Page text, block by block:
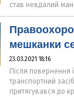
став невдалий
мешканки
23.03.2021 18:16
Після повернення
транспортний
притягувався до